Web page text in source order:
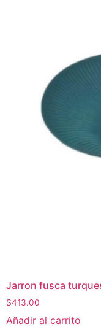
Jarron fusca
$413.00
Añadir al carrito